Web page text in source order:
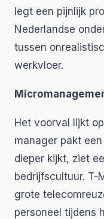
legt een pijnlijk
Nederlandse
tussen
werkvloer.
Het voorval lijkt
manager pakt
dieper kijkt, ziet
bedrijfscultuur. T-
grote
personeel tijdens